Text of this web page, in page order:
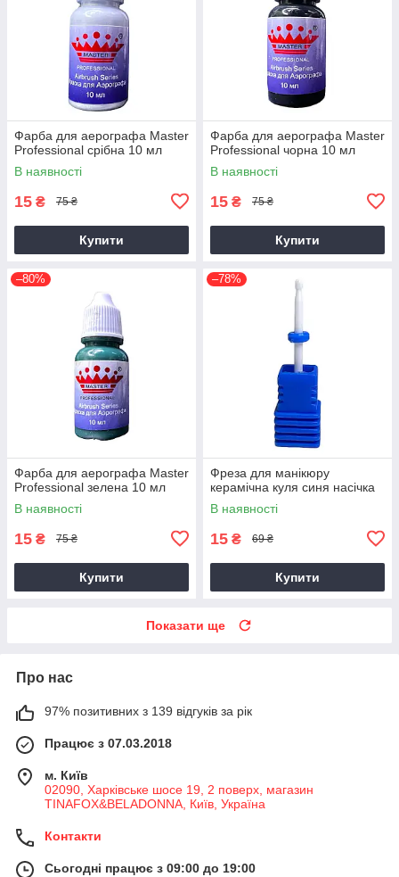
Фарба для аерографа Master
Professional срібна 10 мл
В наявності
15 ₴ 75 ₴
Купити
Фарба для аерографа Master
Professional чорна 10 мл
В наявності
15 ₴ 75 ₴
Купити
–80%
Фарба для аерографа Master
Professional зелена 10 мл
В наявності
15 ₴ 75 ₴
Купити
–78%
Фреза для манікюру
керамічна куля синя насічка
В наявності
15 ₴ 69 ₴
Купити
Показати ще
Про нас
97% позитивних з 139 відгуків за рік
Працює з 07.03.2018
м. Київ
02090, Харківське шосе 19, 2 поверх, магазин
TINAFOX&BELADONNA, Київ, Україна
Контакти
Сьогодні працює з 09:00 до 19:00